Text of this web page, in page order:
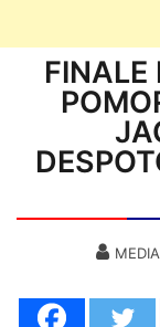
FINALE